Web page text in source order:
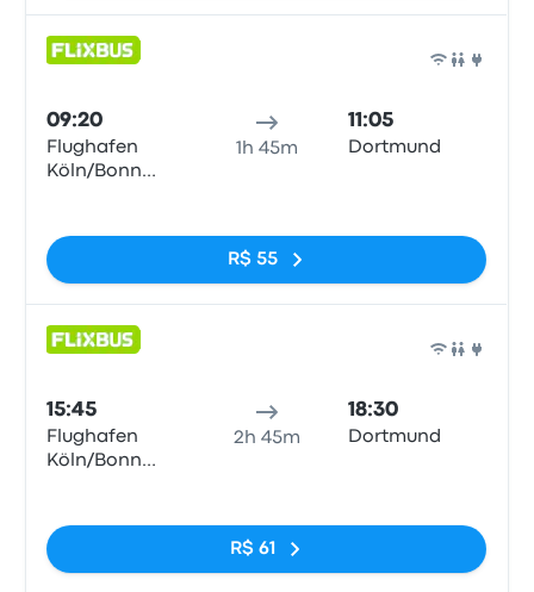
09:20
Flughafen
Köln/Bonn
1h 45m
11:05
Dortmund
R$ 55
15:45
Flughafen
Köln/Bonn
2h 45m
18:30
Dortmund
R$ 61